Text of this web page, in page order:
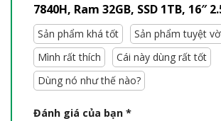
7840H, Ram 32GB, SSD 1TB, 16″
Sản phẩm khá tốt
Sản phẩm tuyệt
Mình rất thích
Cái này dùng rất tốt
Dùng nó như thế nào?
Đánh giá của bạn *